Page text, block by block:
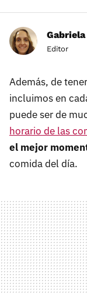
Editor
Además, de
incluimos en
puede ser de
horario de las
el mejor
comida del día.